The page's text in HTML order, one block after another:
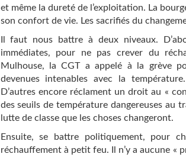
et même la dureté de l’exploitation. La
son confort de vie. Les sacrifiés du
Il faut nous battre à deux niveaux.
immédiates, pour ne pas crever du
Mulhouse, la CGT a appelé à la grève
devenues intenables avec la
D’autres encore réclament un droit au «
des seuils de température dangereuses au
lutte de classe que les choses changeront.
Ensuite, se battre politiquement, pour
réchauffement à petit feu. Il n’y a aucune «